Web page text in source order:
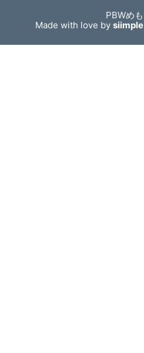
PBWめも
Made with love bysiimple